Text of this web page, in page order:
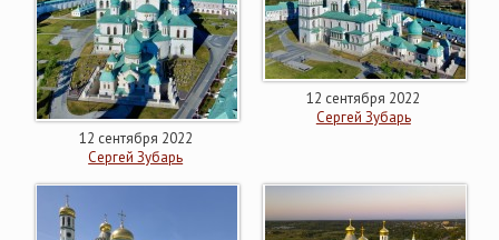
12 сентября 2022
Сергей Зубарь
12 сентября 2022
Сергей Зубарь